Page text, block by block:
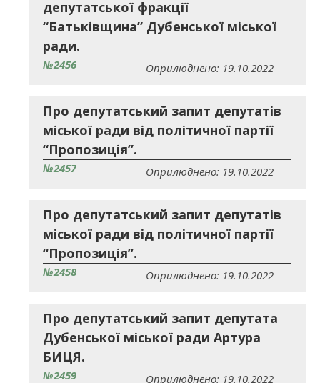
депутатської фракції
“Батьківщина” Дубенської міської
ради.
№2456 Оприлюднено: 19.10.2022
Про депутатський запит депутатів
міської ради від політичної партії
“Пропозиція”.
№2457 Оприлюднено: 19.10.2022
Про депутатський запит депутатів
міської ради від політичної партії
“Пропозиція”.
№2458 Оприлюднено: 19.10.2022
Про депутатський запит депутата
Дубенської міської ради Артура
БИЦЯ.
№2459 Оприлюднено: 19.10.2022